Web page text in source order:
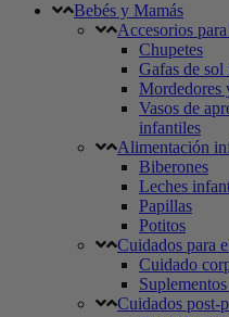
Bebés y Mamás
Accesorios
Chupetes
Gafas de
Mordedores
Vasos de
infantiles
Alimentación
Biberones
Leches
Papillas
Potitos
Cuidados para
Cuidado
Cuidados post-